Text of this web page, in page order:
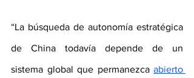
“La búsqueda de autonomía estratégica
de China todavía depende de un
sistema global que permanezca abierto